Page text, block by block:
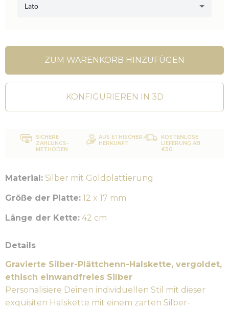
Lato
ZUM WARENKORB HINZUFÜGEN
KONFIGURIEREN IN 3D
SICHERE
ZAHLUNGS-
METHODEN
AUS ETHISCHER
HERKUNFT
KOSTENLOSE
LIEFERUNG AB
€50
Material: Silber mit Goldplattierung
Größe der Platte: 12 x 17 mm
Länge der Kette: 42 cm
Details
Gravierte Silber-Plättchenn-Halskette, vergoldet,
ethisch einwandfreies Silber
Personalisiere Deinen individuellen Stil mit dieser
exquisiten Halskette mit einem zarten Silber-